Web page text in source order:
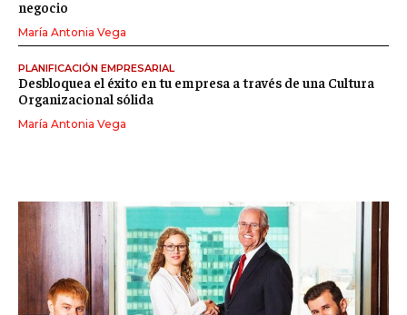
negocio
María Antonia Vega
PLANIFICACIÓN EMPRESARIAL
Desbloquea el éxito en tu empresa a través de una Cultura
Organizacional sólida
María Antonia Vega